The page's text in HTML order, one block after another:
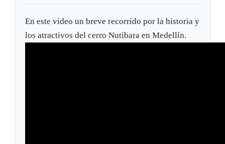
En este video un breve recorrido por la historia y
los atractivos del cerro Nutibara en Medellín.